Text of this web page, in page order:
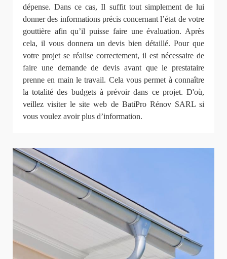
dépense. Dans ce cas, Il suffit tout simplement de lui
donner des informations précis concernant l’état de votre
gouttière afin qu’il puisse faire une évaluation. Après
cela, il vous donnera un devis bien détaillé. Pour que
votre projet se réalise correctement, il est nécessaire de
faire une demande de devis avant que le prestataire
prenne en main le travail. Cela vous permet à connaître
la totalité des budgets à prévoir dans ce projet. D'où,
veillez visiter le site web de BatiPro Rénov SARL si
vous voulez avoir plus d’information.